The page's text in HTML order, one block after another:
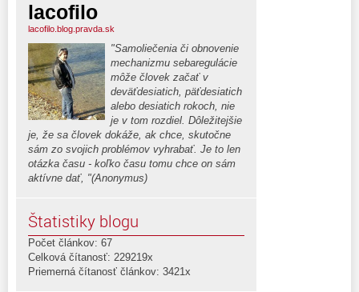
lacofilo
lacofilo.blog.pravda.sk
"Samoliečenia či obnovenie
mechanizmu sebaregulácie
môže človek začať v
deväťdesiatich, päťdesiatich
alebo desiatich rokoch, nie
je v tom rozdiel. Dôležitejšie
je, že sa človek dokáže, ak chce, skutočne
sám zo svojich problémov vyhrabať. Je to len
otázka času - koľko času tomu chce on sám
aktívne dať, "(Anonymus)
Štatistiky blogu
Počet článkov: 67
Celková čítanosť: 229219x
Priemerná čítanosť článkov: 3421x